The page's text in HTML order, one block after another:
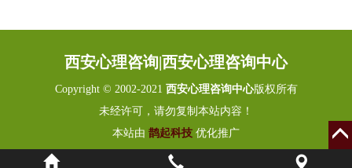
西安心理咨询|西安心理咨询中心
Copyright © 2002-2021 西安心理咨询中心版权所有
未经许可，请勿复制本站内容！
本站由 鹊起科技 优化推广